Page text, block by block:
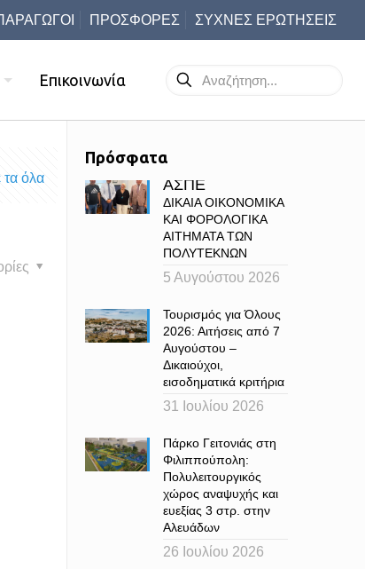
ΠΡΟΣΦΟΡΕΣ ΣΥΧΝΕΣ ΕΡΩΤΗΣΕΙΣ
Επικοινωνία
τα όλα
Πρόσφατα
ΑΣΠΕ
ΔΙΚΑΙΑ ΟΙΚΟΝΟΜΙΚΑ
ΚΑΙ ΦΟΡΟΛΟΓΙΚΑ
ΑΙΤΗΜΑΤΑ ΤΩΝ
ΠΟΛΥΤΕΚΝΩΝ
5 Αυγούστου 2026
Τουρισμός για Όλους
2026: Αιτήσεις από 7
Αυγούστου –
Δικαιούχοι,
εισοδηματικά κριτήρια
31 Ιουλίου 2026
Πάρκο Γειτονιάς στη
Φιλιππούπολη:
Πολυλειτουργικός
χώρος αναψυχής και
ευεξίας 3 στρ. στην
Αλευάδων
26 Ιουλίου 2026